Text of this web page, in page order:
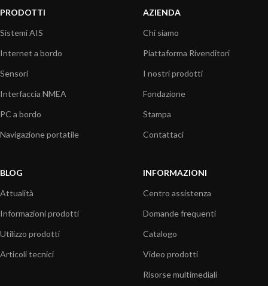
PRODOTTI
Sistemi AIS
Internet a bordo
Sensori
Interfaccia NMEA
PC a bordo
Navigazione portatile
AZIENDA
Chi siamo
Piattaforma Rivenditori
I nostri prodotti
Fondazione
Stampa
Contattaci
BLOG
Attualità
Informazioni prodotti
Utilizzo prodotti
Articoli tecnici
INFORMAZIONI
Centro assistenza
Domande frequenti
Catalogo
Video prodotti
Risorse multimediali